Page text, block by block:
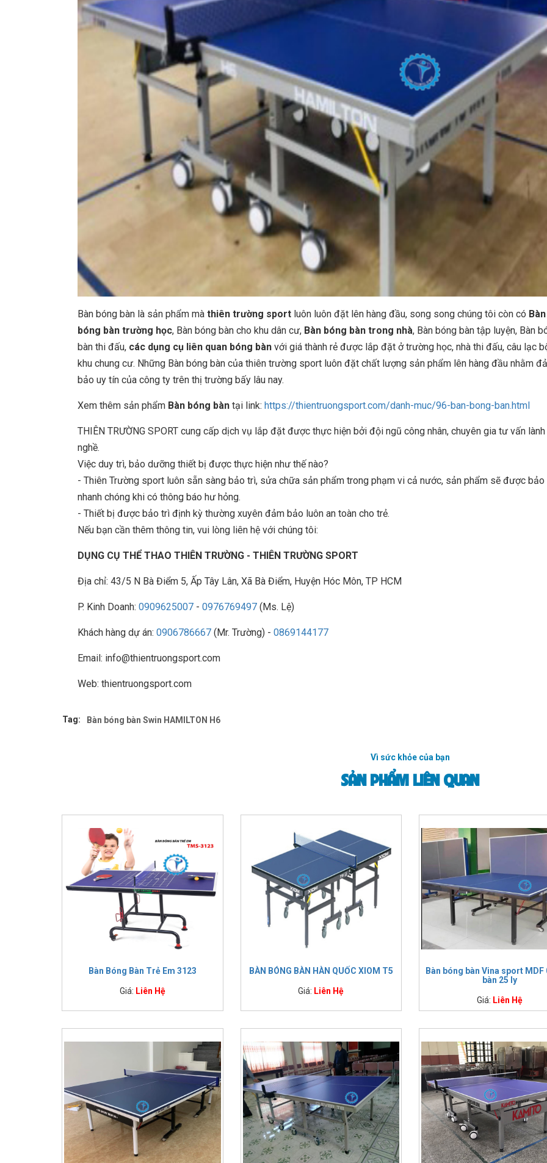
Bàn bóng bàn là sản phẩm mà thiên trường sport luôn luôn đặt lên hàng đầu, song song chúng tôi còn có Bàn
bóng bàn trường học, Bàn bóng bàn cho khu dân cư, Bàn bóng bàn trong nhà, Bàn bóng bàn tập luyện, Bàn
bàn thi đấu, các dụng cụ liên quan bóng bàn với giá thành rẻ được lắp đặt ở trường học, nhà thi đấu, câu lạc
khu chung cư. Những Bàn bóng bàn của thiên trường sport luôn đặt chất lượng sản phẩm lên hàng đầu nhằm
bảo uy tín của công ty trên thị trường bấy lâu nay.
Xem thêm sản phẩm Bàn bóng bàn tại link: https://thientruongsport.com/danh-muc/96-ban-bong-ban.html
THIÊN TRƯỜNG SPORT cung cấp dịch vụ lắp đặt được thực hiện bởi đội ngũ công nhân, chuyên gia tư vấn lành
nghề.
Việc duy trì, bảo dưỡng thiết bị được thực hiện như thế nào?
- Thiên Trường sport luôn sẵn sàng bảo trì, sửa chữa sản phẩm trong phạm vi cả nước, sản phẩm sẽ được bảo
nhanh chóng khi có thông báo hư hỏng.
- Thiết bị được bảo trì định kỳ thường xuyên đảm bảo luôn an toàn cho trẻ.
Nếu bạn cần thêm thông tin, vui lòng liên hệ với chúng tôi:
DỤNG CỤ THỂ THAO THIÊN TRƯỜNG - THIÊN TRƯỜNG SPORT
Địa chỉ: 43/5 N Bà Điểm 5, Ấp Tây Lân, Xã Bà Điểm, Huyện Hóc Môn, TP HCM
P. Kinh Doanh: 0909625007 - 0976769497 (Ms. Lệ)
Khách hàng dự án: 0906786667 (Mr. Trường) - 0869144177
Email: info@thientruongsport.com
Web: thientruongsport.com
Tag: Bàn bóng bàn Swin HAMILTON H6
Vì sức khỏe của bạn
SẢN PHẨM LIÊN QUAN
Bàn Bóng Bàn Trẻ Em 3123
Giá: Liên Hệ
BÀN BÓNG BÀN HÀN QUỐC XIOM T5
Giá: Liên Hệ
Bàn bóng bàn Vina sport MDF
bàn 25 ly
Giá: Liên Hệ